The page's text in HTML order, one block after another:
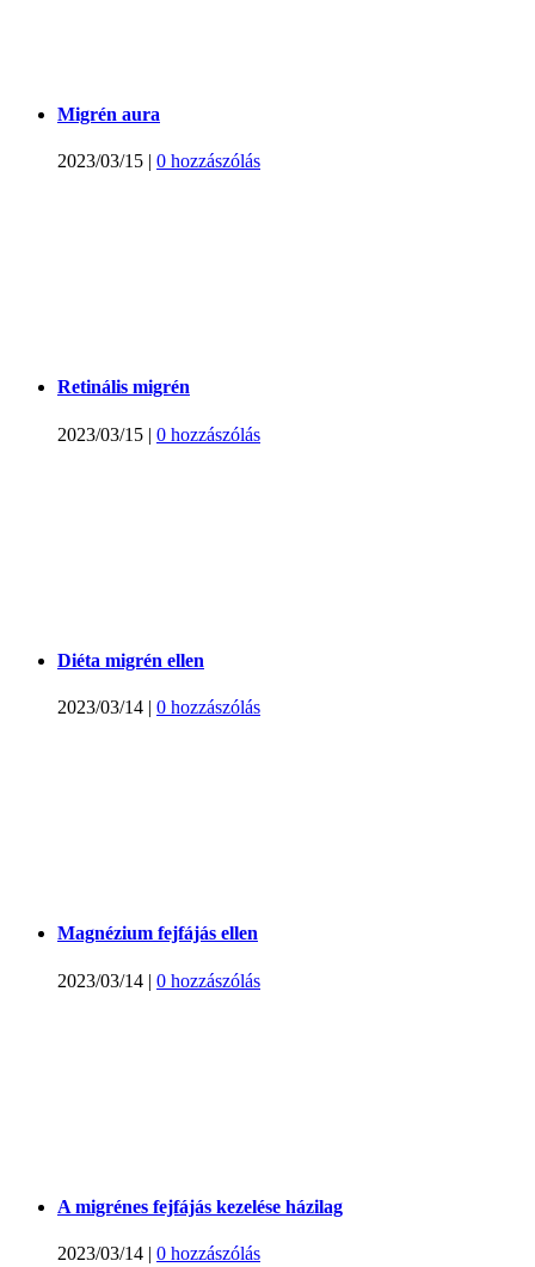
Migrén aura
2023/03/15 | 0 hozzászólás
Retinális migrén
2023/03/15 | 0 hozzászólás
Diéta migrén ellen
2023/03/14 | 0 hozzászólás
Magnézium fejfájás ellen
2023/03/14 | 0 hozzászólás
A migrénes fejfájás kezelése házilag
2023/03/14 | 0 hozzászólás